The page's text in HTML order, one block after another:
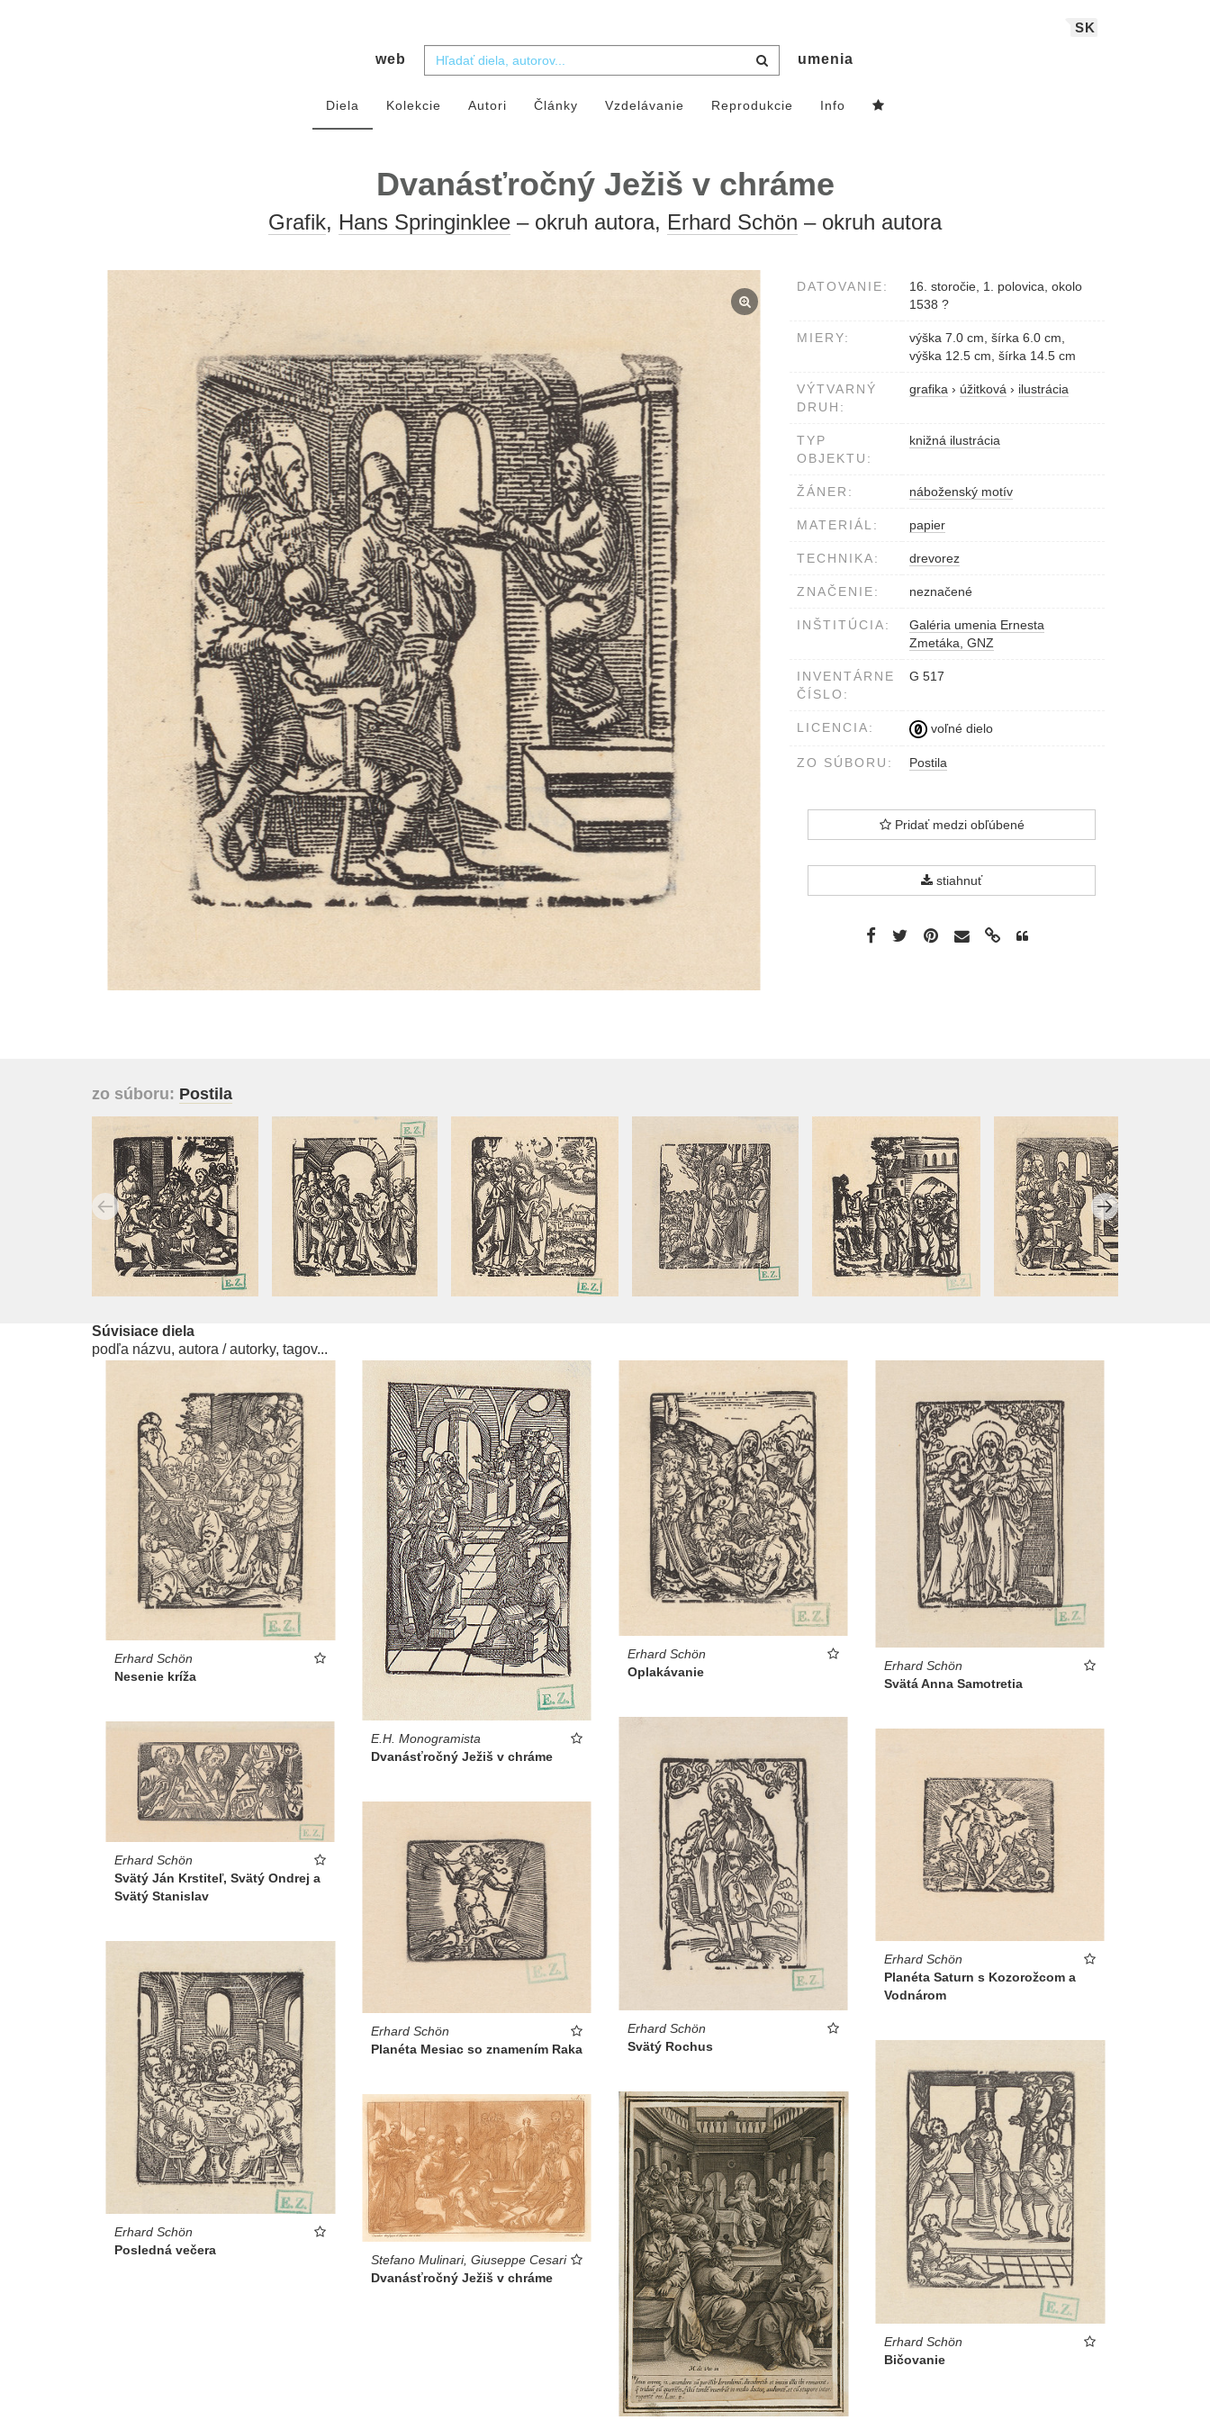
SK
web umenia
Diela Kolekcie Autori Články Vzdelávanie Reprodukcie Info
Dvanásťročný Ježiš v chráme
Grafik, Hans Springinklee – okruh autora, Erhard Schön – okruh autora
DATOVANIE:
16. storočie, 1. polovica, okolo
1538 ?
MIERY:
výška 7.0 cm, šírka 6.0 cm,
výška 12.5 cm, šírka 14.5 cm
VÝTVARNÝ
DRUH:
grafika › úžitková › ilustrácia
TYP
OBJEKTU:
knižná ilustrácia
ŽÁNER: náboženský motív
MATERIÁL: papier
TECHNIKA: drevorez
ZNAČENIE: neznačené
INŠTITÚCIA:
Galéria umenia Ernesta
Zmetáka, GNZ
INVENTÁRNE
ČÍSLO:
G 517
LICENCIA: voľné dielo
ZO SÚBORU: Postila
Pridať medzi obľúbené
stiahnuť
zo súboru: Postila
Súvisiace diela
podľa názvu, autora / autorky, tagov...
Erhard Schön
Nesenie kríža
E.H. Monogramista
Dvanásťročný Ježiš v chráme
Erhard Schön
Oplakávanie
Erhard Schön
Svätá Anna Samotretia
Erhard Schön
Svätý Rochus
Erhard Schön
Svätý Ján Krstiteľ, Svätý Ondrej a
Svätý Stanislav
Erhard Schön
Planéta Saturn s Kozorožcom a
Vodnárom
Erhard Schön
Planéta Mesiac so znamením Raka
Erhard Schön
Posledná večera
Erhard Schön
Bičovanie
Stefano Mulinari, Giuseppe Cesari
Dvanásťročný Ježiš v chráme